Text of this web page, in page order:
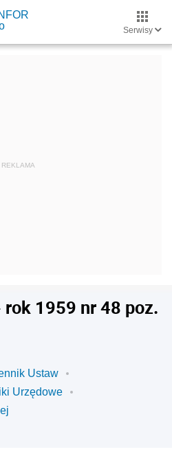
Serwisy
1959 nr 48 poz.
Ustaw
Urzędowe